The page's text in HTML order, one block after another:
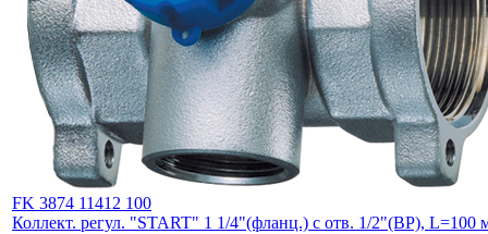
FK 3874 11412 100
Коллект. регул. "START" 1 1/4"(фланц.) с отв. 1/2"(ВР), L=100